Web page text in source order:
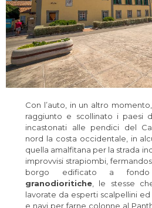
Con l’auto, in un altro
raggiunto e scollinato i paesi
incastonati alle pendici del
nord la costa occidentale, in
quella amalfitana per la strada
improvvisi strapiombi,
borgo edificato a
granodioritiche, le stesse
lavorate da esperti scalpellini
e navi per farne colonne al